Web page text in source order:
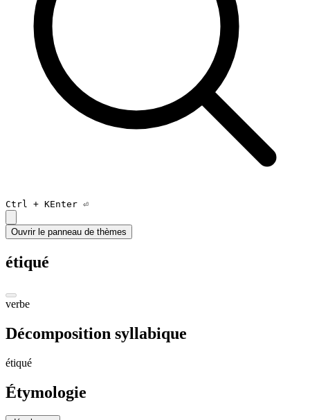
Ctrl + KEnter ⏎
Ouvrir le panneau de thèmes
étiqué
verbe
Décomposition syllabique
étiqué
Étymologie